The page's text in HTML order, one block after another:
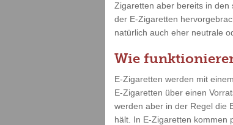
Zigaretten aber bereits in den
der E-Zigaretten
natürlich auch eher neutrale
Wie
E-Zigaretten werden mit
E-Zigaretten über einen
werden aber in der Regel die
hält. In E-Zigaretten kommen